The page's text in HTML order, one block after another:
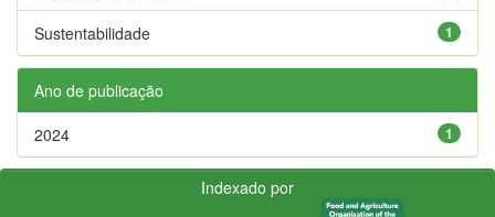
1
Sustentabilidade
Ano de publicação
1
2024
Indexado por